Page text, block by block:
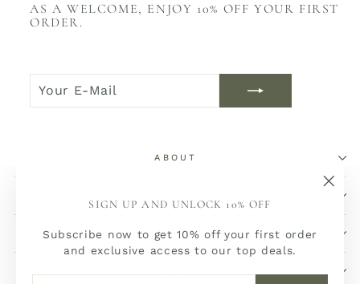
SIGN UP AND UNLOCK 10% OFF
Subscribe now to get 10% off your first order
and exclusive access to our top deals.
AS A WELCOME, ENJOY 10% OFF YOUR FIRST
ORDER.
E-
MAIL
NOW
ABOUT
SERVICE